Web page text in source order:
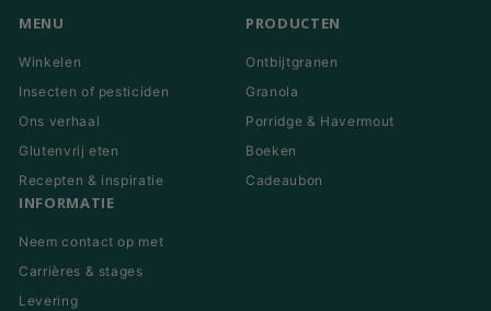
MENU
Winkelen
Insecten of pesticiden
Ons verhaal
Glutenvrij eten
Recepten & inspiratie
PRODUCTEN
Ontbijtgranen
Granola
Porridge & Havermout
Boeken
Cadeaubon
INFORMATIE
Neem contact op met
Carrières & stages
Levering